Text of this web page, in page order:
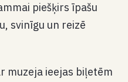
piešķirs īpašu
svinīgu un reizē
muzeja ieejas biļetēm